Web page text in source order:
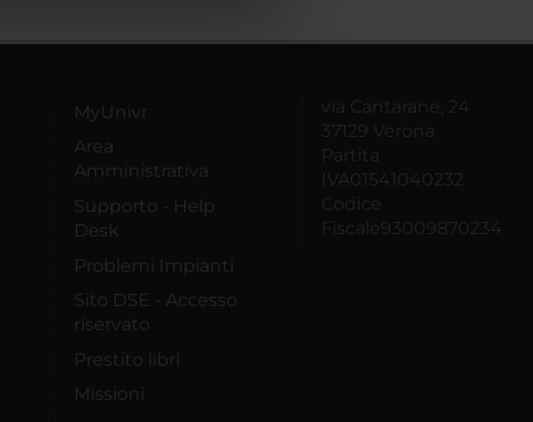
MyUnivr
Area
Amministrativa
Supporto - Help
Desk
Problemi Impianti
Sito DSE - Accesso
riservato
Prestito libri
Missioni
via Cantarane, 24
37129 Verona
Partita
IVA01541040232
Codice
Fiscale93009870234